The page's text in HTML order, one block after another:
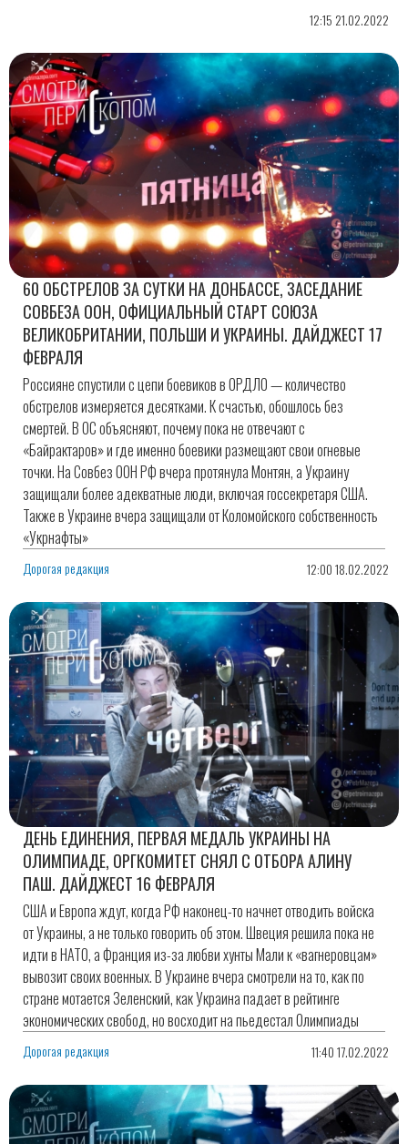
12:15 21.02.2022
60 ОБСТРЕЛОВ ЗА СУТКИ НА ДОНБАССЕ, ЗАСЕДАНИЕ
СОВБЕЗА ООН, ОФИЦИАЛЬНЫЙ СТАРТ СОЮЗА
ВЕЛИКОБРИТАНИИ, ПОЛЬШИ И УКРАИНЫ. ДАЙДЖЕСТ 17
ФЕВРАЛЯ
Россияне спустили с цепи боевиков в ОРДЛО — количество
обстрелов измеряется десятками. К счастью, обошлось без
смертей. В ОС объясняют, почему пока не отвечают с
«Байрактаров» и где именно боевики размещают свои огневые
точки. На Совбез ООН РФ вчера протянула Монтян, а Украину
защищали более адекватные люди, включая госсекретаря США.
Также в Украине вчера защищали от Коломойского собственность
«Укрнафты»
Дорогая редакция 12:00 18.02.2022
ДЕНЬ ЕДИНЕНИЯ, ПЕРВАЯ МЕДАЛЬ УКРАИНЫ НА
ОЛИМПИАДЕ, ОРГКОМИТЕТ СНЯЛ С ОТБОРА АЛИНУ
ПАШ. ДАЙДЖЕСТ 16 ФЕВРАЛЯ
США и Европа ждут, когда РФ наконец-то начнет отводить войска
от Украины, а не только говорить об этом. Швеция решила пока не
идти в НАТО, а Франция из-за любви хунты Мали к «вагнеровцам»
вывозит своих военных. В Украине вчера смотрели на то, как по
стране мотается Зеленский, как Украина падает в рейтинге
экономических свобод, но восходит на пьедестал Олимпиады
Дорогая редакция 11:40 17.02.2022